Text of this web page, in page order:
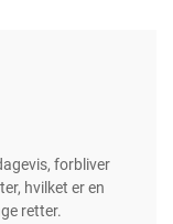
forbliver
hvilket er en
retter.